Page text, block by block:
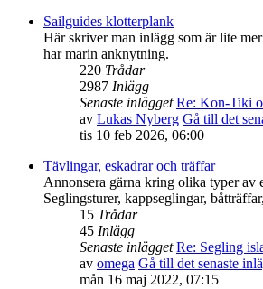
Sailguides klotterplank
Här skriver man inlägg som är lite
har marin anknytning.
220 Trådar
2987 Inlägg
Senaste inlägget Re: Kon-Tiki
av Lukas Nyberg Gå till det
tis 10 feb 2026, 06:00
Tävlingar, eskadrar och träffar
Annonsera gärna kring olika typer av
Seglingsturer, kappseglingar,
15 Trådar
45 Inlägg
Senaste inlägget Re: Segling
av omega Gå till det senaste
mån 16 maj 2022, 07:15